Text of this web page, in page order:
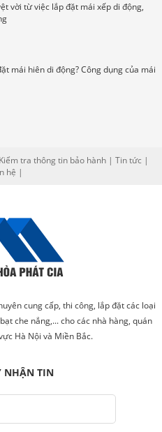
vời từ việc lắp đặt mái xếp di động,
mái hiên di động? Công dụng của mái
Kiểm tra thông tin bảo hành| Tin tức |
hệ |
cung cấp, thi công, lắp đặt các loại
che nắng,... cho các nhà hàng, quán
Hà Nội và Miền Bắc.
NHẬN TIN